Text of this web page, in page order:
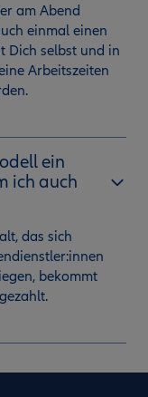
am Abend
einmal einen
Dich selbst und in
Arbeitszeiten
ein
ich auch
das sich
bekommt